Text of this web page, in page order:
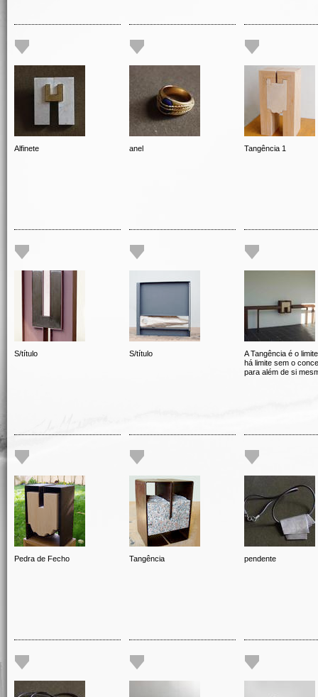
Alfinete anel Tangência 1
S/título S/título
A Tangência é o
há limite sem o
para além de si
Pedra de Fecho Tangência pendente